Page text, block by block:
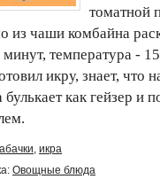
томатной
из чаши комбайна
минут, температура -
икру, знает, что
как гейзер и
, икра
Овощные блюда